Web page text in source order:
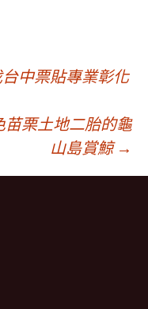
中票貼專業彰化
栗土地二胎的龜
山島賞鯨 →